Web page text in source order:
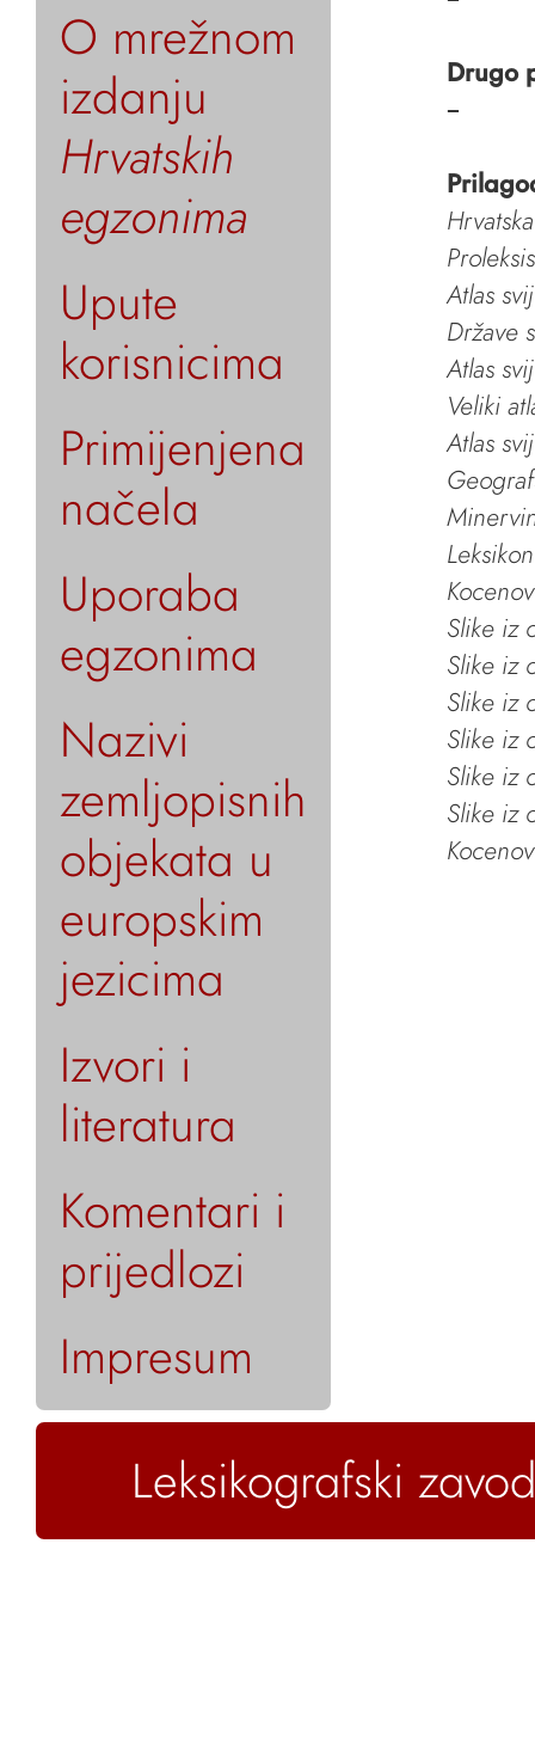
O mrežnom
izdanju
Hrvatskih
egzonima
Upute
korisnicima
Primijenjena
načela
Uporaba
egzonima
Nazivi
zemljopisnih
objekata u
europskim
jezicima
Izvori i
literatura
Komentari i
prijedlozi
Impresum
Drugo
–
Atlas
Države
Atlas
Veliki
Atlas
Slike iz
Slike iz
Slike iz
Slike iz
Slike iz
Slike iz
Leksikografski